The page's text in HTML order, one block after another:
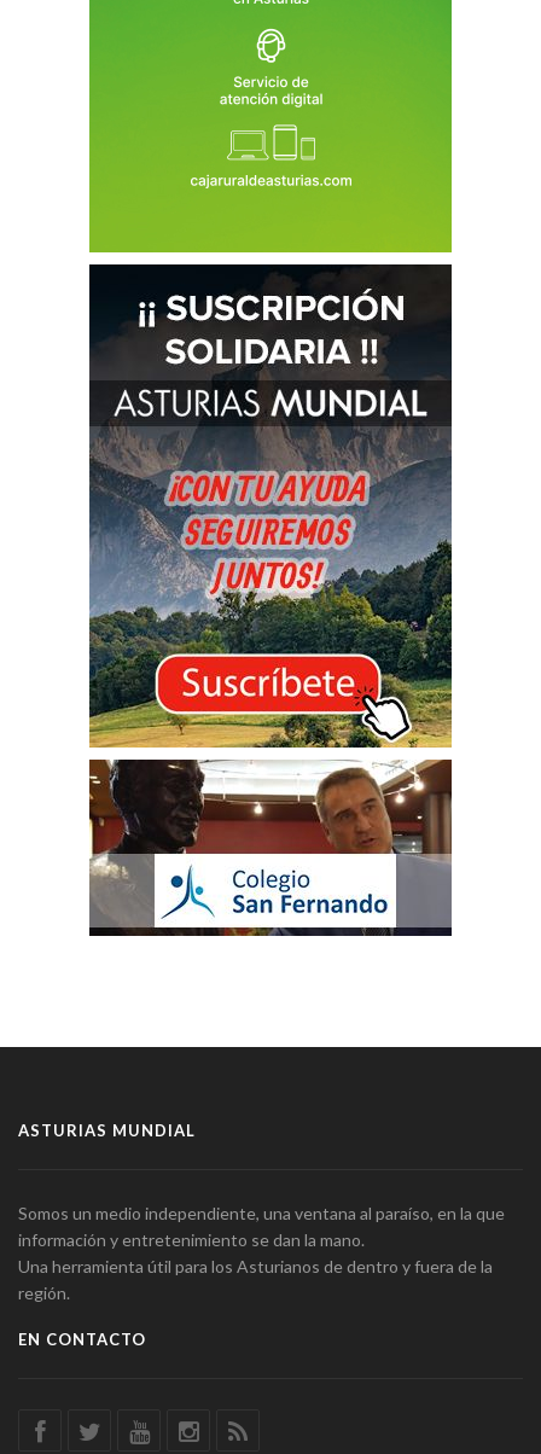
ASTURIAS MUNDIAL
Somos un medio independiente, una ventana al paraíso, en la que
información y entretenimiento se dan la mano.
Una herramienta útil para los Asturianos de dentro y fuera de la
región.
EN CONTACTO